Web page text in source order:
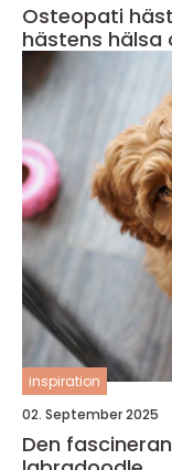
Osteopati häst så kan behandling stärka
hästens
inspiration
02. September 2025
Den